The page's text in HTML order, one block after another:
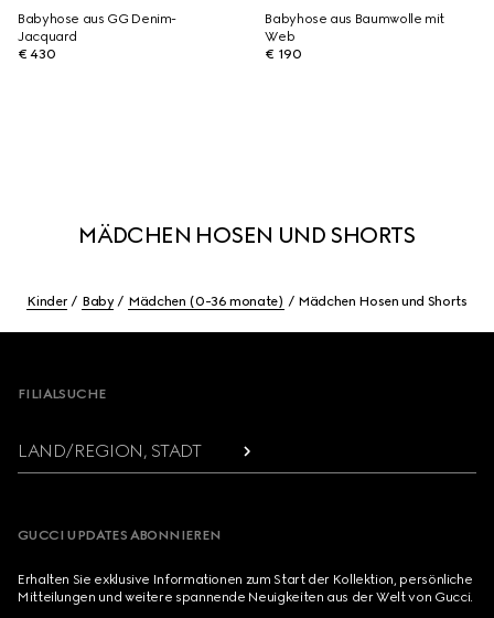
Babyhose aus GG Denim-
Jacquard
€ 430
Babyhose aus Baumwolle mit
Web
€ 190
MÄDCHEN HOSEN UND SHORTS
Kinder Baby Mädchen (0-36 monate) Mädchen Hosen und Shorts
FILIALSUCHE
LAND/REGION, STADT
GUCCI UPDATES ABONNIEREN
Erhalten Sie exklusive Informationen zum Start der Kollektion, persönliche
Mitteilungen und weitere spannende Neuigkeiten aus der Welt von Gucci.